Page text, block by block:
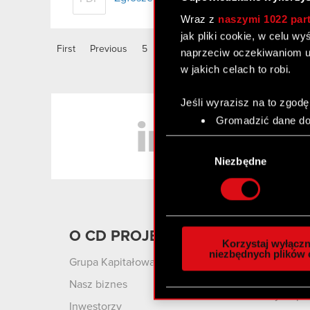
Wraz z naszymi 1022
jak pliki cookie, w celu
naprzeciw oczekiwaniom
w jakich celach to robi.
Jeśli wyrazisz na to
Gromadzić dane
Identyfikować
Dowiedz się więcej
szczegółów . W
Wykorzystujemy pliki
społecznościowym,
otrzymanymi od Ciebie
zgadasz się na używanie
Niezbędne
Korzystaj
niezbędnych plików
First Previous 5 7 8 9 10 11
LinkedIn
O CD PROJEKT
Grupa Kapitałowa
Nasz biznes
Inwestorzy
Wolności